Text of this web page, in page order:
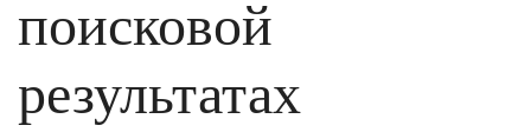
поисковой
результатах